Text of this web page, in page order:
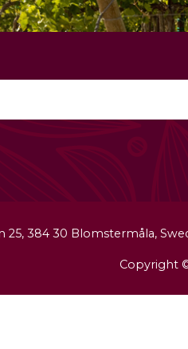
25, 384 30 Blomstermåla,
Copyright